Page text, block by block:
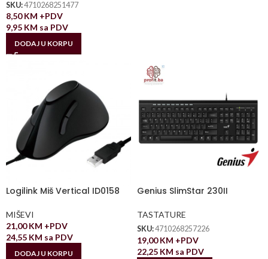
SKU:4710268251477
8,50KM +PDV
9,95 KM sa PDV
DODAJ U KORPU
Logilink Miš Vertical ID0158
MIŠEVI
21,00KM +PDV
24,55 KM sa PDV
DODAJ U KORPU
Genius SlimStar 230II
TASTATURE
SKU:4710268257226
19,00KM +PDV
22,25 KM sa PDV